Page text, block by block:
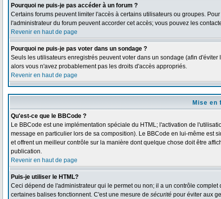
Pourquoi ne puis-je pas accéder à un forum ?
Certains forums peuvent limiter l'accès à certains utilisateurs ou groupes.
l'administrateur du forum peuvent accorder cet accès; vous pouvez les
Revenir en haut de page
Pourquoi ne puis-je pas voter dans un sondage ?
Seuls les utilisateurs enregistrés peuvent voter dans un sondage (afin
alors vous n'avez probablement pas les droits d'accès appropriés.
Revenir en haut de page
Mise en
Qu'est-ce que le BBCode ?
Le BBCode est une implémentation spéciale du HTML; l'activation de
message en particulier lors de sa composition). Le BBCode en lui-même est
et offrent un meilleur contrôle sur la manière dont quelque chose doit être
publication.
Revenir en haut de page
Puis-je utiliser le HTML?
Ceci dépend de l'administrateur qui le permet ou non; il a un contrôle
certaines balises fonctionnent. C'est une mesure de sécurité pour éviter aux